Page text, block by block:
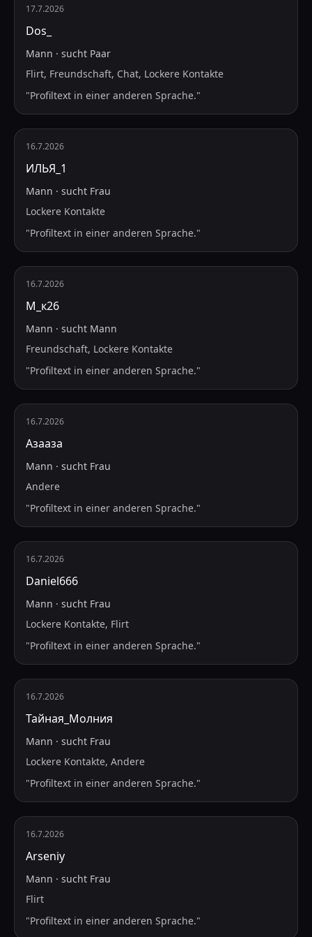
17.7.2026
Dos_
Mann · sucht Paar
Flirt, Freundschaft, Chat, Lockere Kontakte
"Profiltext in einer anderen Sprache."
16.7.2026
ИЛЬЯ_1
Mann · sucht Frau
Lockere Kontakte
"Profiltext in einer anderen Sprache."
16.7.2026
М_к26
Mann · sucht Mann
Freundschaft, Lockere Kontakte
"Profiltext in einer anderen Sprache."
16.7.2026
Азааза
Mann · sucht Frau
Andere
"Profiltext in einer anderen Sprache."
16.7.2026
Daniel666
Mann · sucht Frau
Lockere Kontakte, Flirt
"Profiltext in einer anderen Sprache."
16.7.2026
Тайная_Молния
Mann · sucht Frau
Lockere Kontakte, Andere
"Profiltext in einer anderen Sprache."
16.7.2026
Arseniy
Mann · sucht Frau
Flirt
"Profiltext in einer anderen Sprache."